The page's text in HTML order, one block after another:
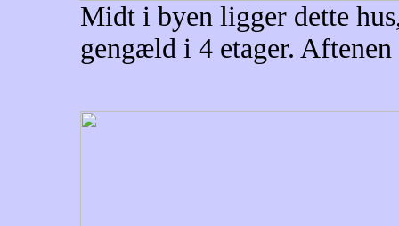
Midt i byen ligger dette
gengæld i 4 etager.